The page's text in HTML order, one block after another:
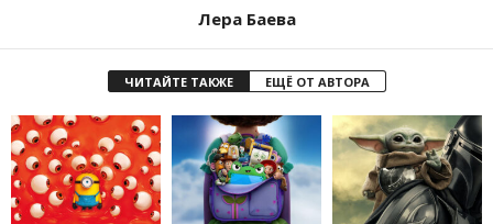
Лера Баева
ЧИТАЙТЕ ТАКЖЕ ЕЩЁ ОТ АВТОРА